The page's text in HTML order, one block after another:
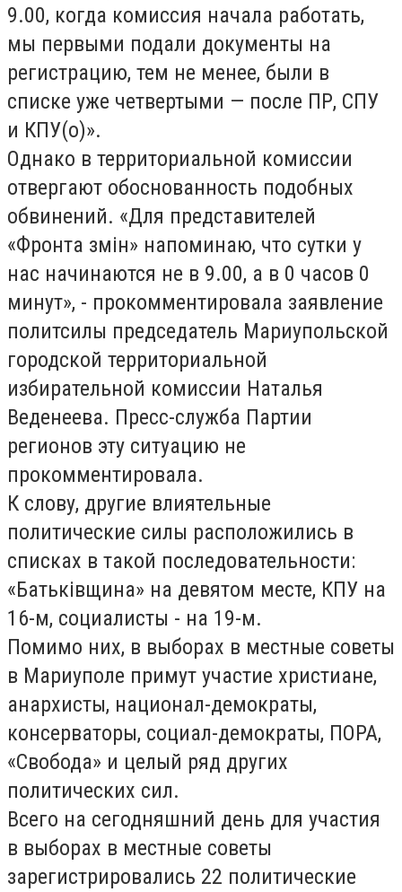
9.00, когда комиссия начала работать,
мы первыми подали документы на
регистрацию, тем не менее, были в
списке уже четвертыми — после ПР, СПУ
и КПУ(о)».
Однако в территориальной комиссии
отвергают обоснованность подобных
обвинений. «Для представителей
«Фронта змін» напоминаю, что сутки у
нас начинаются не в 9.00, а в 0 часов 0
минут», - прокомментировала заявление
политсилы председатель Мариупольской
городской территориальной
избирательной комиссии Наталья
Веденеева. Пресс-служба Партии
регионов эту ситуацию не
прокомментировала.
К слову, другие влиятельные
политические силы расположились в
списках в такой последовательности:
«Батьківщина» на девятом месте, КПУ на
16-м, социалисты - на 19-м.
Помимо них, в выборах в местные советы
в Мариуполе примут участие христиане,
анархисты, национал-демократы,
консерваторы, социал-демократы, ПОРА,
«Свобода» и целый ряд других
политических сил.
Всего на сегодняшний день для участия
в выборах в местные советы
зарегистрировались 22 политические